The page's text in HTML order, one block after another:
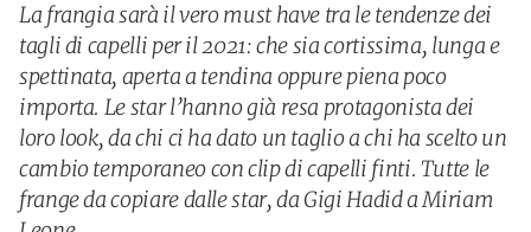
La frangia sarà il vero must have tra le tendenze dei
tagli di capelli per il 2021: che sia cortissima, lunga e
spettinata, aperta a tendina oppure piena poco
importa. Le star l’hanno già resa protagonista dei
loro look, da chi ci ha dato un taglio a chi ha scelto un
cambio temporaneo con clip di capelli finti. Tutte le
frange da copiare dalle star, da Gigi Hadid a Miriam